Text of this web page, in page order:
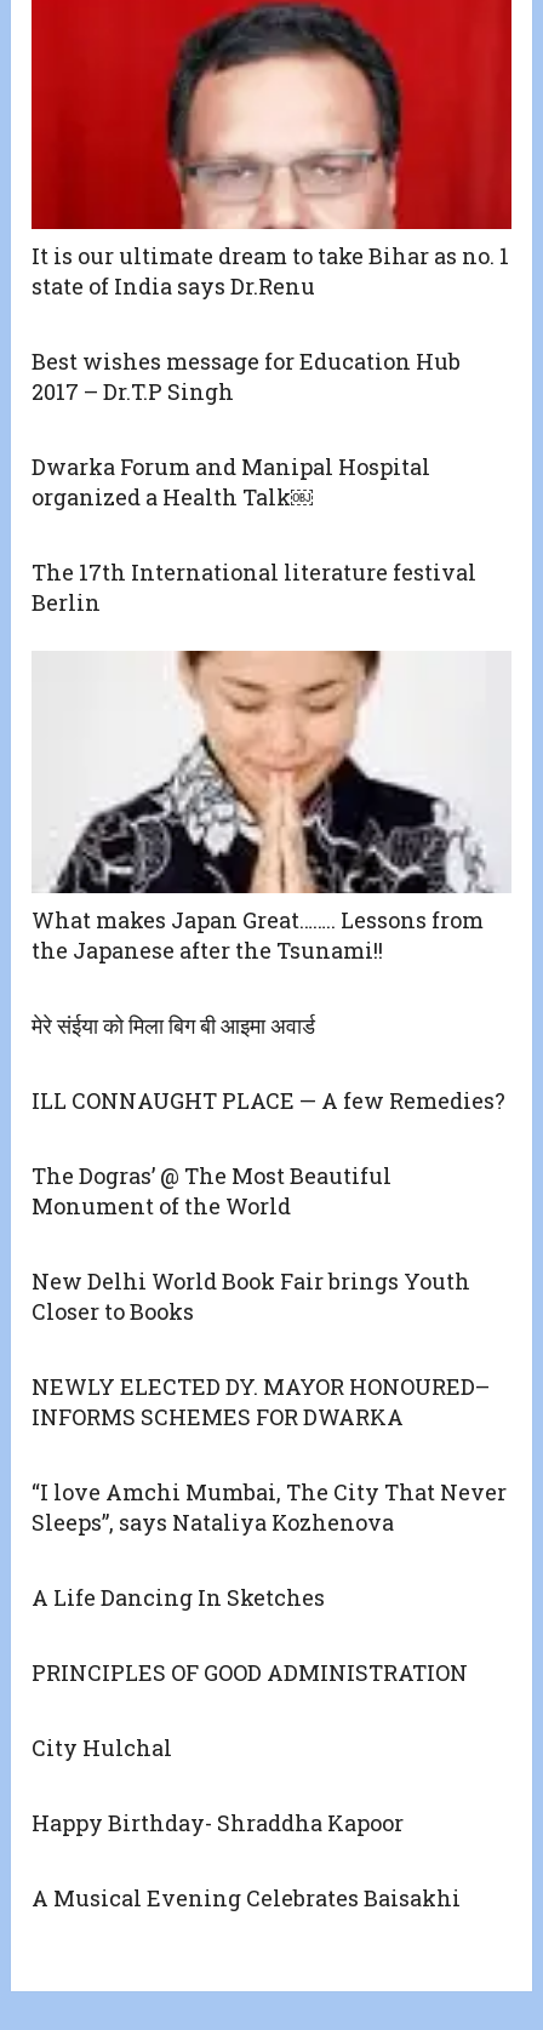
It is our ultimate dream to take Bihar as no. 1
state of India says Dr.Renu
Best wishes message for Education Hub
2017 – Dr.T.P Singh
Dwarka Forum and Manipal Hospital
organized a Health Talk￼
The 17th International literature festival
Berlin
What makes Japan Great…….. Lessons from
the Japanese after the Tsunami!!
मेरे संईया को मिला बिग बी आइमा अवार्ड
ILL CONNAUGHT PLACE — A few Remedies?
The Dogras’ @ The Most Beautiful
Monument of the World
New Delhi World Book Fair brings Youth
Closer to Books
NEWLY ELECTED DY. MAYOR HONOURED–
INFORMS SCHEMES FOR DWARKA
“I love Amchi Mumbai, The City That Never
Sleeps”, says Nataliya Kozhenova
A Life Dancing In Sketches
PRINCIPLES OF GOOD ADMINISTRATION
City Hulchal
Happy Birthday- Shraddha Kapoor
A Musical Evening Celebrates Baisakhi